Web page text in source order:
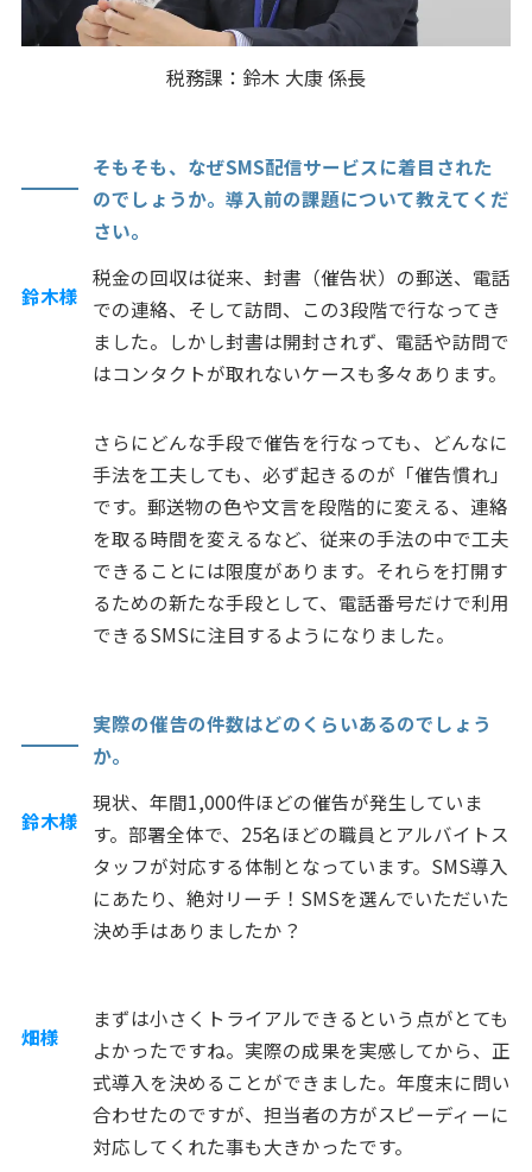
税務課：鈴木 大康 係長
そもそも、なぜSMS配信サービスに着目された
のでしょうか。導入前の課題について教えてくだ
さい。
鈴木様
税金の回収は従来、封書（催告状）の郵送、電話
での連絡、そして訪問、この3段階で行なってき
ました。しかし封書は開封されず、電話や訪問で
はコンタクトが取れないケースも多々あります。
さらにどんな手段で催告を行なっても、どんなに
手法を工夫しても、必ず起きるのが「催告慣れ」
です。郵送物の色や文言を段階的に変える、連絡
を取る時間を変えるなど、従来の手法の中で工夫
できることには限度があります。それらを打開す
るための新たな手段として、電話番号だけで利用
できるSMSに注目するようになりました。
実際の催告の件数はどのくらいあるのでしょう
か。
鈴木様
現状、年間1,000件ほどの催告が発生していま
す。部署全体で、25名ほどの職員とアルバイトス
タッフが対応する体制となっています。SMS導入
にあたり、絶対リーチ！SMSを選んでいただいた
決め手はありましたか？
畑様
まずは小さくトライアルできるという点がとても
よかったですね。実際の成果を実感してから、正
式導入を決めることができました。年度末に問い
合わせたのですが、担当者の方がスピーディーに
対応してくれた事も大きかったです。